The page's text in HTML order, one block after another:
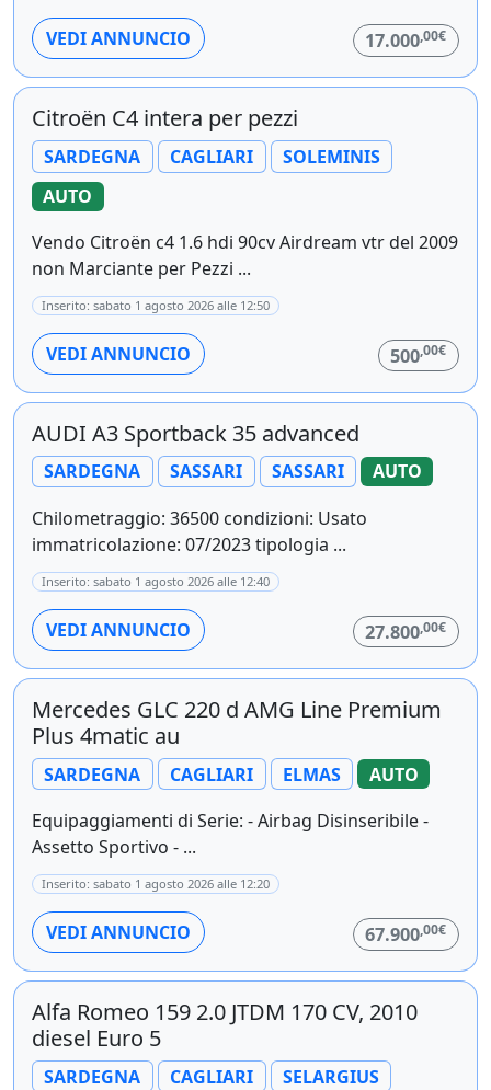
VEDI ANNUNCIO 17.000,00€
Citroën C4 intera per pezzi
SARDEGNA CAGLIARI
SOLEMINIS
AUTO
Vendo Citroën c4 1.6 hdi 90cv Airdream vtr del 2009
non Marciante per Pezzi ...
Inserito: sabato 1 agosto 2026 alle 12:50
VEDI ANNUNCIO 500,00€
AUDI A3 Sportback 35 advanced
SARDEGNA SASSARI SASSARI
AUTO
Chilometraggio: 36500 condizioni: Usato
immatricolazione: 07/2023 tipologia ...
Inserito: sabato 1 agosto 2026 alle 12:40
VEDI ANNUNCIO 27.800,00€
Mercedes GLC 220 d AMG Line Premium
Plus 4matic au
SARDEGNA CAGLIARI ELMAS
AUTO
Equipaggiamenti di Serie: - Airbag Disinseribile -
Assetto Sportivo - ...
Inserito: sabato 1 agosto 2026 alle 12:20
VEDI ANNUNCIO 67.900,00€
Alfa Romeo 159 2.0 JTDM 170 CV, 2010
diesel Euro 5
SARDEGNA CAGLIARI
SELARGIUS